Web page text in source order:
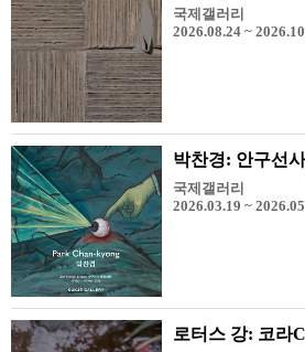
국제갤러리
2026.08.24 ~
박찬경: 안구선
국제갤러리
2026.03.19 ~
로터스 강: 코라